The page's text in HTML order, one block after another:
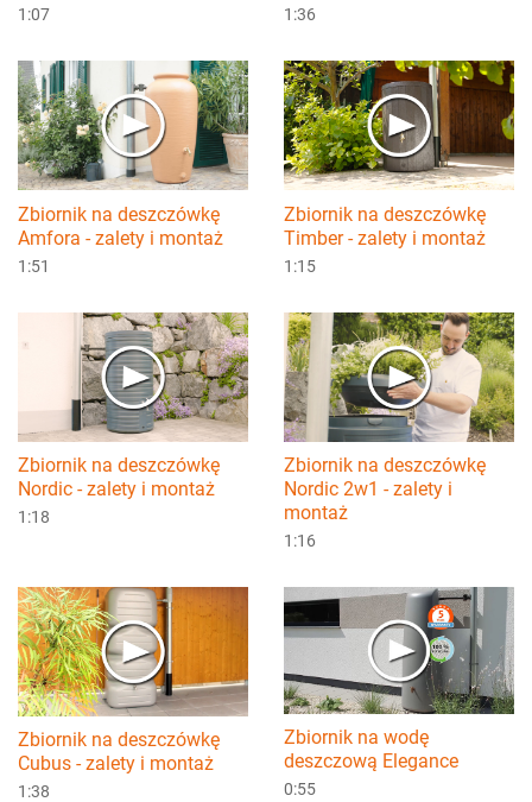
1:07 1:36
Zbiornik na deszczówkę
Amfora - zalety i montaż
1:51
Zbiornik na deszczówkę
Timber - zalety i montaż
1:15
Zbiornik na deszczówkę
Nordic - zalety i montaż
1:18
Zbiornik na deszczówkę
Nordic 2w1 - zalety i
montaż
1:16
Zbiornik na deszczówkę
Cubus - zalety i montaż
1:38
Zbiornik na wodę
deszczową Elegance
0:55